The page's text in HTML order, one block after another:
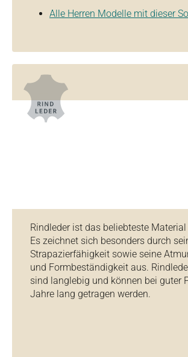
Alle Herren Modelle mit dieser
Rindleder ist das beliebteste Material
Es zeichnet sich besonders durch
Strapazierfähigkeit sowie seine
und Formbeständigkeit aus.
sind langlebig und können bei guter
Jahre lang getragen werden.